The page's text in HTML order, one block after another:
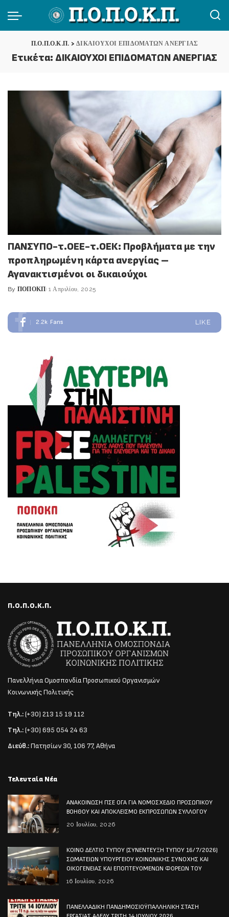
Π.Ο.Π.Ο.Κ.Π. >ΔΙΚΑΙΟΥΧΟΙ ΕΠΙΔΟΜΑΤΩΝ ΑΝΕΡΓΙΑΣ
Ετικέτα: ΔΙΚΑΙΟΥΧΟΙ ΕΠΙΔΟΜΑΤΩΝ ΑΝΕΡΓΙΑΣ
ΠΑΝΣΥΠΟ-τ.ΟΕΕ-τ.ΟΕΚ: Προβλήματα με την
προπληρωμένη κάρτα ανεργίας –
Αγανακτισμένοι οι δικαιούχοι
Posted
By ΠΟΠΟΚΠ 1 Απριλίου, 2025
2.2k Fans LIKE
Π.Ο.Π.Ο.Κ.Π.
Πανελλήνια Ομοσπονδία Προσωπικού Οργανισμών
Κοινωνικής Πολιτικής
Τηλ.:(+30) 213 15 19 112
Τηλ.:(+30) 695 054 24 63
Διεύθ.:Πατησίων 30, 106 77, Αθήνα
Τελευταία Νέα
ΑΝΑΚΟΙΝΩΣΗ ΠΣΕ ΟΓΑ ΓΙΑ ΝΟΜΟΣΧΕΔΙΟ ΠΡΟΣΩΠΙΚΟΥ
ΒΟΗΘΟΥ ΚΑΙ ΑΠΟΚΛΕΙΣΜΟ ΕΚΠΡΟΣΩΠΩΝ ΣΥΛΛΟΓΟΥ
20 Ιουλίου, 2026
ΚΟΙΝΟ ΔΕΛΤΙΟ ΤΥΠΟΥ (ΣΥΝΕΝΤΕΥΞΗ ΤΥΠΟΥ 16/7/2026)
ΣΩΜΑΤΕΙΩΝ ΥΠΟΥΡΓΕΙΟΥ ΚΟΙΝΩΝΙΚΗΣ ΣΥΝΟΧΗΣ ΚΑΙ
ΟΙΚΟΓΕΝΕΙΑΣ ΚΑΙ ΕΠΟΠΤΕΥΟΜΕΝΩΝ ΦΟΡΕΩΝ ΤΟΥ
16 Ιουλίου, 2026
ΠΑΝΕΛΛΑΔΙΚΗ ΠΑΝΔΗΜΟΣΙΟΫΠΑΛΛΗΛΙΚΗ ΣΤΑΣΗ